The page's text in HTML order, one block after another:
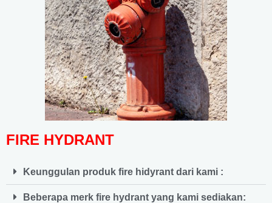
FIRE HYDRANT
Keunggulan produk fire hidyrant dari kami :
Beberapa merk fire hydrant yang kami sediakan: